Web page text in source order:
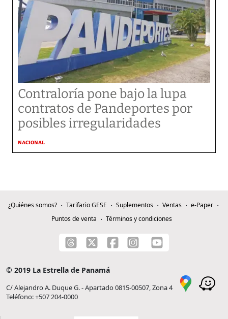
Contraloría pone bajo la lupa
contratos de Pandeportes por
posibles irregularidades
NACIONAL
¿Quiénes somos? Tarifario GESE Suplementos Ventas
e-Paper
Puntos de venta
Términos y condiciones
© 2019 La Estrella de Panamá
C/ Alejandro A. Duque G. - Apartado 0815-00507, Zona 4
Teléfono: +507 204-0000